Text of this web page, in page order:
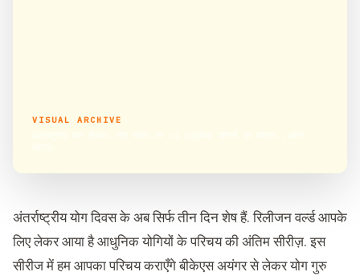
VISUAL ARCHIVE
अंतर्राष्ट्रीय योग दिवस के अब सिर्फ तीन दिन शेष हैं. रिलीजन वर्ल्ड आपके
लिए लेकर आया है आधुनिक योगियों के परिचय की अंतिम सीरीज़. इस
सीरीज में हम आपका परिचय कराएँगे बीकेएस अयंगर से लेकर योग गुरु